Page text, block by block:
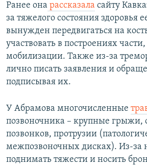
Ранее она рассказала сайту
за тяжелого состояния здоровья
вынужден передвигаться на
участвовать в построениях части,
мобилизации. Также из-за
лично писать заявления и
подписывая их.
У Абрамова многочисленные
позвоночника – крупные
позвонков, протрузии
межпозвоночных дисках). Из-за
поднимать тяжести и носить